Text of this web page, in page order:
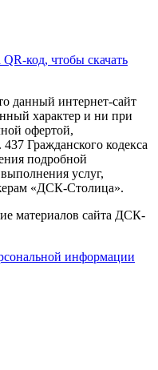
код, чтобы скачать
данный интернет-сайт
характер и ни при
офертой,
Гражданского кодекса
подробной
услуг,
«ДСК-Столица».
материалов сайта ДСК-
информации